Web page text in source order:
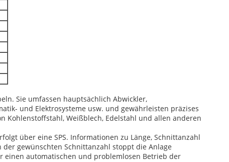
Sie umfassen hauptsächlich Abwickler,
und Elektrosysteme usw. und gewährleisten präzises
Kohlenstoffstahl, Weißblech, Edelstahl und allen anderen
über eine SPS. Informationen zu Länge, Schnittanzahl
der gewünschten Schnittanzahl stoppt die Anlage
einen automatischen und problemlosen Betrieb der